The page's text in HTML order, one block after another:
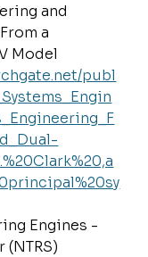
and
a
Model
publ
Engines -
(NTRS)